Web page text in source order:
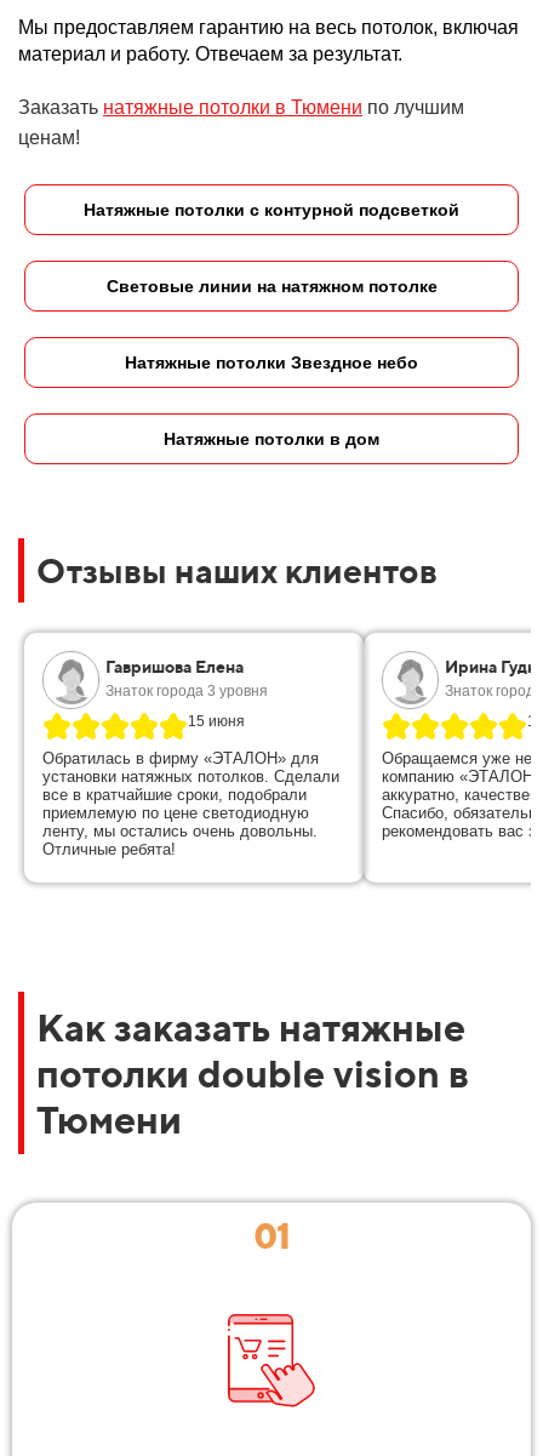
Мы предоставляем гарантию на весь потолок, включая
материал и работу. Отвечаем за результат.
Заказать натяжные потолки в Тюмени по лучшим
ценам!
Натяжные потолки с контурной подсветкой
Световые линии на натяжном потолке
Натяжные потолки Звездное небо
Натяжные потолки в дом
Отзывы наших клиентов
Гавришова Елена
Знаток города 3 уровня
15 июня
Обратилась в фирму «ЭТАЛОН» для
установки натяжных потолков. Сделали
все в кратчайшие сроки, подобрали
приемлемую по цене светодиодную
ленту, мы остались очень довольны.
Отличные ребята!
Ирина
Знаток
Обращаемся уже не
компанию
аккуратно,
Спасибо,
рекомендовать вас
Как заказать натяжные
потолки double vision в
Тюмени
01